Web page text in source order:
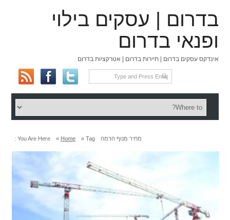
בדרום | עסקים בילוי
ופנאי בדרום
אינדקס עסקים בדרום | תיירות בדרום | אטרקציות בדרום
You Are Here : Home
» Tag » מחיר מנוף הרמה